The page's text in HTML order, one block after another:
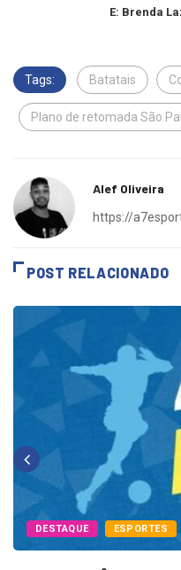
E: Brenda
Tags: Batatais
Plano de retomada São
Alef Oliveira
https://
POST RELACIONADO
DESTAQUE ESPORTES